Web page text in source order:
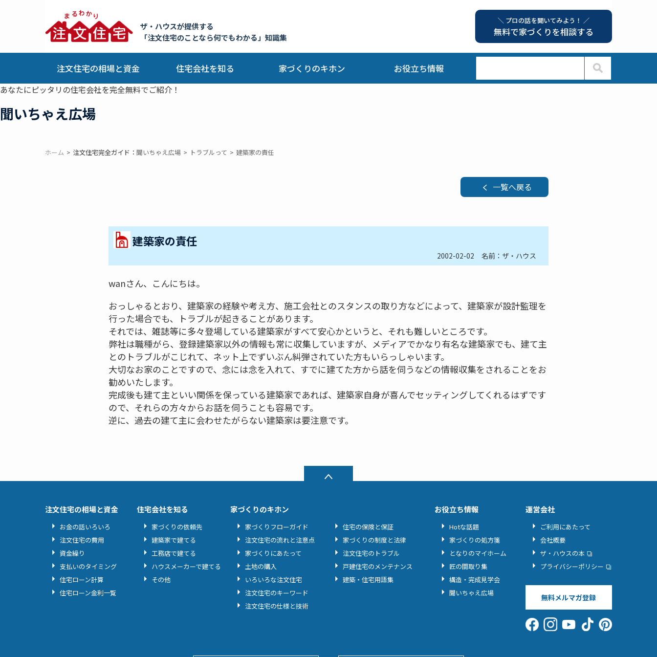
ザ・ハウスが提供する
「注文住宅のことなら何でもわかる」知識集
＼ プロの話を聞いてみよう！ ／
無料で家づくりを相談する
注文住宅の相場と資金 住宅会社を知る 家づくりのキホン お役立ち情報
あなたにピッタリの住宅会社を完全無料でご紹介！
聞いちゃえ広場
ホーム 注文住宅完全ガイド： 聞いちゃえ広場 トラブルって 建築家の責任
一覧へ戻る
建築家の責任
2002-02-02 名前：ザ・ハウス
wanさん、こんにちは。
おっしゃるとおり、建築家の経験や考え方、施工会社とのスタンスの取り方などによって、建築家が設計監理を
行った場合でも、トラブルが起きることがあります。
それでは、雑誌等に多々登場している建築家がすべて安心かというと、それも難しいところです。
弊社は職種がら、登録建築家以外の情報も常に収集していますが、メディアでかなり有名な建築家でも、建て主
とのトラブルがこじれて、ネット上でずいぶん糾弾されていた方もいらっしゃいます。
大切なお家のことですので、念には念を入れて、すでに建てた方から話を伺うなどの情報収集をされることをお
勧めいたします。
完成後も建て主といい関係を保っている建築家であれば、建築家自身が喜んでセッティングしてくれるはずです
ので、それらの方々からお話を伺うことも容易です。
逆に、過去の建て主に会わせたがらない建築家は要注意です。
注文住宅の相場と資金
お金の話いろいろ
注文住宅の費用
資金繰り
支払いのタイミング
住宅ローン計算
住宅ローン金利一覧
住宅会社を知る
家づくりの依頼先
建築家で建てる
工務店で建てる
ハウスメーカーで建てる
その他
家づくりのキホン
家づくりフローガイド
注文住宅の流れと注意点
家づくりにあたって
土地の購入
いろいろな注文住宅
注文住宅のキーワード
注文住宅の仕様と技術
住宅の保険と保証
家づくりの制度と法律
注文住宅のトラブル
戸建住宅のメンテナンス
建築・住宅用語集
お役立ち情報
Hotな話題
家づくりの処方箋
となりのマイホーム
匠の間取り集
構造・完成見学会
聞いちゃえ広場
運営会社
ご利用にあたって
会社概要
ザ・ハウスの本
プライバシーポリシー
無料メルマガ登録